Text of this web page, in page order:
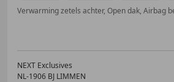
NEXT Exclusives
NL-1906 BJ LIMMEN